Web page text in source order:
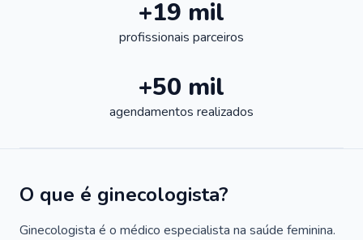
+19 mil
profissionais parceiros
+50 mil
agendamentos realizados
O que é ginecologista?
Ginecologista é o médico especialista na saúde feminina.